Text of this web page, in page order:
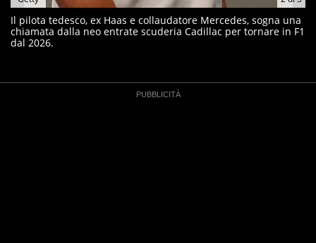
Il pilota tedesco, ex Haas e collaudatore Mercedes, sogna una
chiamata dalla neo entrate scuderia Cadillac per tornare in F1
dal 2026.